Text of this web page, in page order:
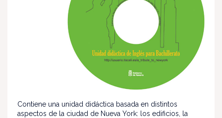
Contiene una unidad didáctica basada en distintos
aspectos de la ciudad de Nueva York: los edificios, la